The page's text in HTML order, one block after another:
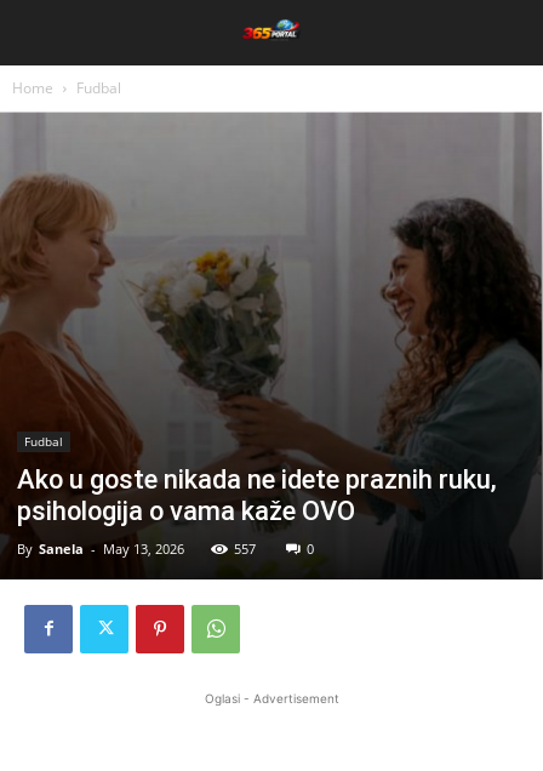
Home Fudbal
Fudbal
Ako u goste nikada ne idete praznih ruku,
psihologija o vama kaže OVO
By Sanela - May 13, 2026 557 0
Oglasi - Advertisement